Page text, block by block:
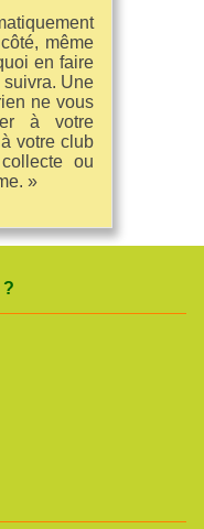
même
en faire
suivra. Une
ne vous
à votre
votre club
ou
»
?